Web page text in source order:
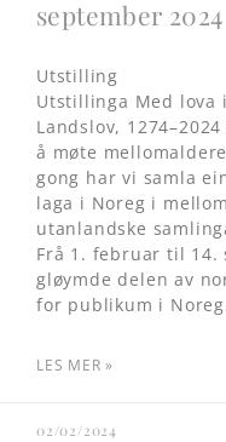
september 2024
Utstilling
Utstillinga Med lova
Landslov,
å møte
gong har vi samla
laga i Noreg i
utanlandske
Frå 1. februar til 14.
gløymde delen av
for publikum i
LES MER »
02/02/2024